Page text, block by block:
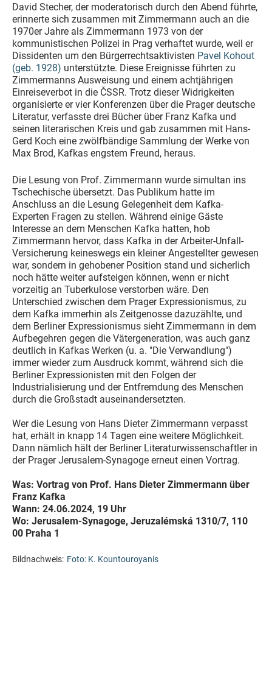
David Stecher, der moderatorisch durch den Abend führte,
erinnerte sich zusammen mit Zimmermann auch an die
1970er Jahre als Zimmermann 1973 von der
kommunistischen Polizei in Prag verhaftet wurde, weil er
Dissidenten um den Bürgerrechtsaktivisten Pavel Kohout
(geb. 1928) unterstützte. Diese Ereignisse führten zu
Zimmermanns Ausweisung und einem achtjährigen
Einreiseverbot in die ČSSR. Trotz dieser Widrigkeiten
organisierte er vier Konferenzen über die Prager deutsche
Literatur, verfasste drei Bücher über Franz Kafka und
seinen literarischen Kreis und gab zusammen mit Hans-
Gerd Koch eine zwölfbändige Sammlung der Werke von
Max Brod, Kafkas engstem Freund, heraus.
Die Lesung von Prof. Zimmermann wurde simultan ins
Tschechische übersetzt. Das Publikum hatte im
Anschluss an die Lesung Gelegenheit dem Kafka-
Experten Fragen zu stellen. Während einige Gäste
Interesse an dem Menschen Kafka hatten, hob
Zimmermann hervor, dass Kafka in der Arbeiter-Unfall-
Versicherung keineswegs ein kleiner Angestellter gewesen
war, sondern in gehobener Position stand und sicherlich
noch hätte weiter aufsteigen können, wenn er nicht
vorzeitig an Tuberkulose verstorben wäre. Den
Unterschied zwischen dem Prager Expressionismus, zu
dem Kafka immerhin als Zeitgenosse dazuzählte, und
dem Berliner Expressionismus sieht Zimmermann in dem
Aufbegehren gegen die Vätergeneration, was auch ganz
deutlich in Kafkas Werken (u. a. "Die Verwandlung")
immer wieder zum Ausdruck kommt, während sich die
Berliner Expressionisten mit den Folgen der
Industrialisierung und der Entfremdung des Menschen
durch die Großstadt auseinandersetzten.
Wer die Lesung von Hans Dieter Zimmermann verpasst
hat, erhält in knapp 14 Tagen eine weitere Möglichkeit.
Dann nämlich hält der Berliner Literaturwissenschaftler in
der Prager Jerusalem-Synagoge erneut einen Vortrag.
Was: Vortrag von Prof. Hans Dieter Zimmermann über
Franz Kafka
Wann: 24.06.2024, 19 Uhr
Wo: Jerusalem-Synagoge, Jeruzalémská 1310/7, 110
00 Praha 1
Bildnachweis: Foto: K. Kountouroyanis